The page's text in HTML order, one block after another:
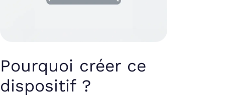
Pourquoi créer ce
dispositif ?